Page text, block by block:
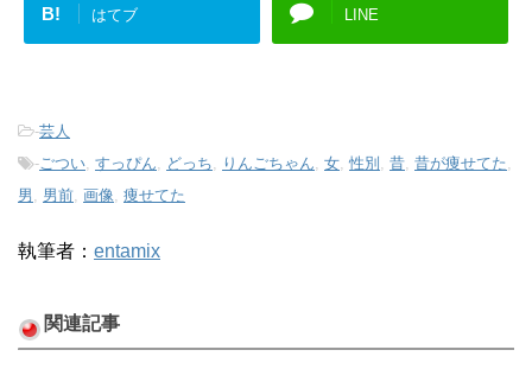
B! はてブ LINE
-芸人
- ごつい すっぴん どっち りんごちゃん 女 性別 昔 昔が痩せてた
男
男前 画像 痩せてた
執筆者： entamix
関連記事